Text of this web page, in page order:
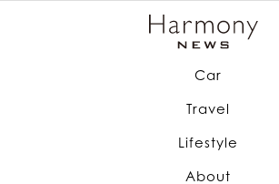
Car
Travel
Lifestyle
About